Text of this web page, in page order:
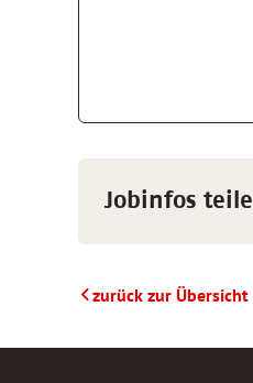
Jobinfos
zurück zur Übersicht